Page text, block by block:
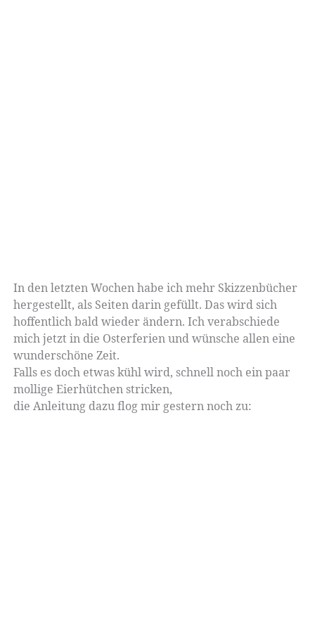
In den letzten Wochen habe ich mehr Skizzenbücher
hergestellt, als Seiten darin gefüllt. Das wird sich
hoffentlich bald wieder ändern. Ich verabschiede
mich jetzt in die Osterferien und wünsche allen eine
wunderschöne Zeit.
Falls es doch etwas kühl wird, schnell noch ein paar
mollige Eierhütchen stricken,
die Anleitung dazu flog mir gestern noch zu: